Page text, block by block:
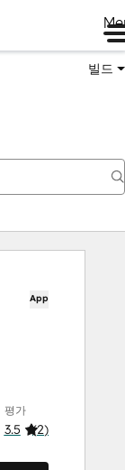
빌드
App
평가
3.5 (2)